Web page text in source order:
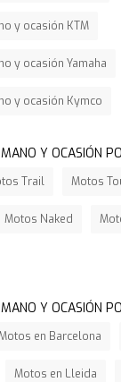
y ocasión KTM
y ocasión Yamaha
y ocasión Kymco
Y OCASIÓN
Trail Motos
Motos Naked
Y OCASIÓN
en Barcelona
Motos en Lleida